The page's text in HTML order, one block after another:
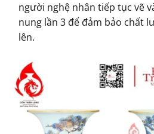
người nghệ nhân tiếp tục vẽ
nung lần 3 để đảm bảo chất
lên.